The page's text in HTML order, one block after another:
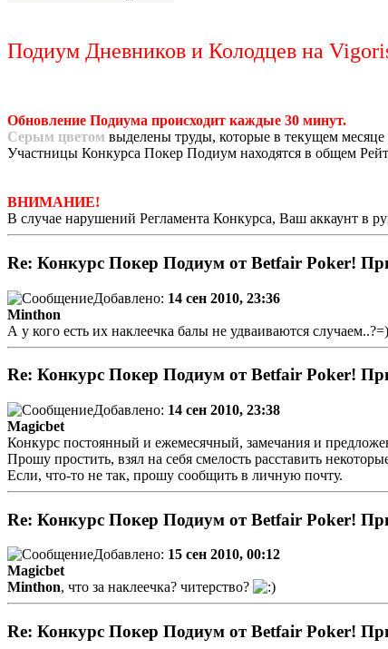
Подиум Дневников и Колодцев на
Обновление Подиума происходит каждые 30 минут.
Серым цветом выделены труды, которые в текущем
Участницы Конкурса Покер Подиум находятся в общем
ВНИМАНИЕ!
В случае нарушений Регламента Конкурса, Ваш аккаунт в
Re: Конкурс Покер Подиум от Betfair Poker!
Добавлено: 14 сен 2010, 23:36
Minthon
А у кого есть их наклеечка балы не удваиваются
Re: Конкурс Покер Подиум от Betfair Poker!
Добавлено: 14 сен 2010, 23:38
Magicbet
Конкурс постоянный и ежемесячный, замечания и
Прошу простить, взял на себя смелость расставить
Если, что-то не так, прошу сообщить в личную почту.
Re: Конкурс Покер Подиум от Betfair Poker!
Добавлено: 15 сен 2010, 00:12
Magicbet
Minthon, что за наклеечка? читерство?
Re: Конкурс Покер Подиум от Betfair Poker!